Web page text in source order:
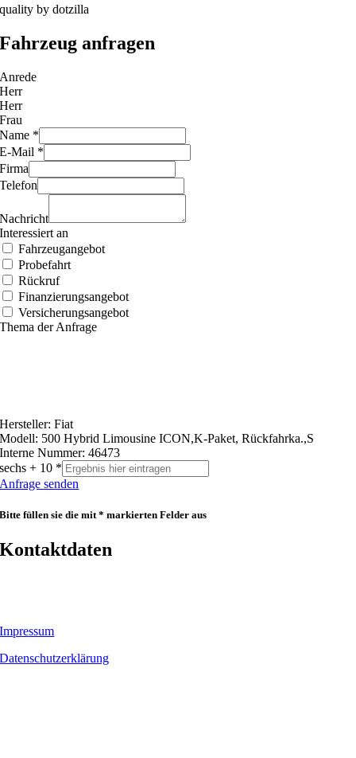
quality by dotzilla
Fahrzeug anfragen
Anrede
Herr
Herr
Frau
Name *
E-Mail *
Firma
Telefon
Nachricht
Interessiert an
Fahrzeugangebot
Probefahrt
Rückruf
Finanzierungsangebot
Versicherungsangebot
Thema der Anfrage
Hersteller: Fiat
Modell: 500 Hybrid Limousine ICON,K-Paket, Rückfahrka.,S
Interne Nummer: 46473
sechs + 10 *
Anfrage senden
Bitte füllen sie die mit * markierten Felder aus
Kontaktdaten
Impressum
Datenschutzerklärung